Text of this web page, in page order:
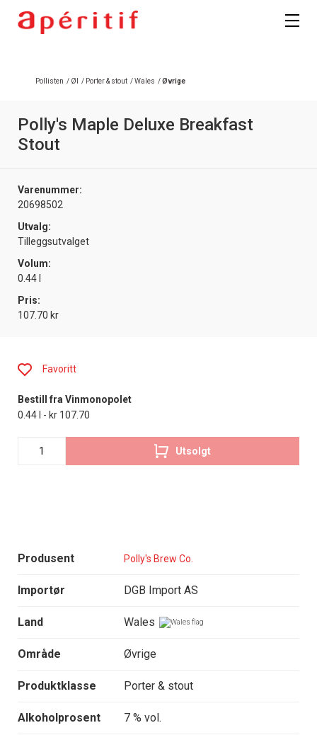
Pollisten / Øl / Porter & stout /Wales /Øvrige
Polly's Maple Deluxe Breakfast
Stout
Varenummer:
20698502
Utvalg:
Tilleggsutvalget
Volum:
0.44 l
Pris:
107.70 kr
Produsent Polly's Brew Co.
Importør DGB Import AS
Land Wales
Område Øvrige
Produktklasse Porter & stout
Alkoholprosent 7 % vol.
Favoritt
Bestill fra Vinmonopolet
0.44 l - kr 107.70
Utsolgt